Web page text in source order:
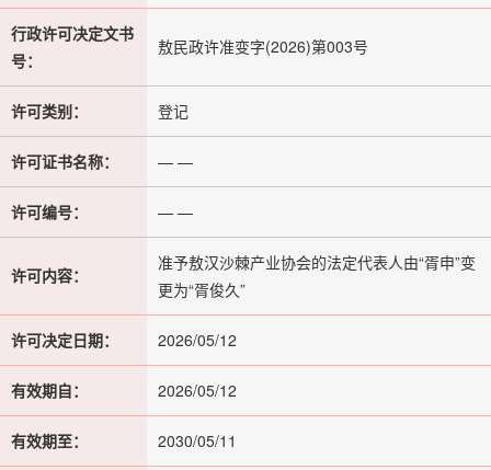
行政许可决定文书
号：
敖民政许准变字(2026)第003号
许可类别： 登记
许可证书名称： — —
许可编号： — —
许可内容：
准予敖汉沙棘产业协会的法定代表人由“胥申”变
更为“胥俊久”
许可决定日期： 2026/05/12
有效期自： 2026/05/12
有效期至： 2030/05/11